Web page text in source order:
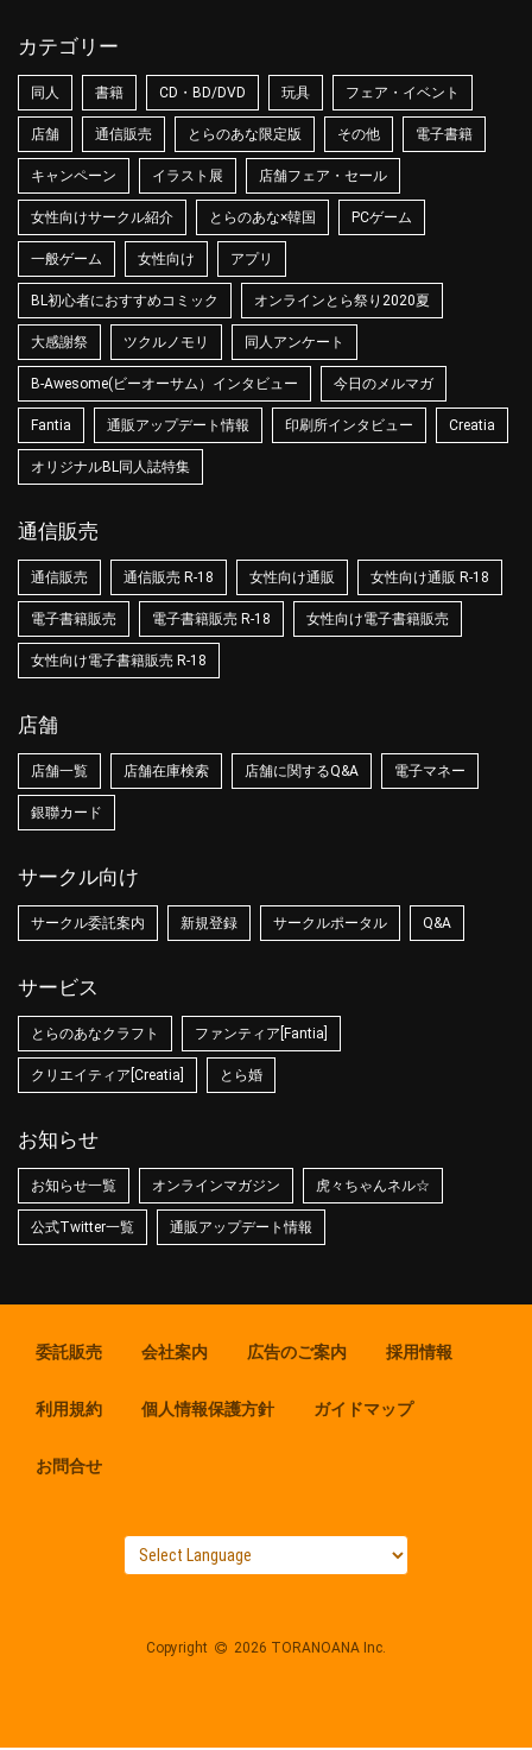
カテゴリー
同人 書籍 CD・BD/DVD 玩具 フェア・イベント
店舗 通信販売 とらのあな限定版 その他 電子書籍
キャンペーン イラスト展 店舗フェア・セール
女性向けサークル紹介 とらのあな×韓国 PCゲーム
一般ゲーム 女性向け アプリ
BL初心者におすすめコミック オンラインとら祭り2020夏
大感謝祭 ツクルノモリ 同人アンケート
B-Awesome(ビーオーサム）インタビュー 今日のメルマガ
Fantia 通販アップデート情報 印刷所インタビュー Creatia
オリジナルBL同人誌特集
通信販売
通信販売 通信販売 R-18 女性向け通販 女性向け通販 R-18
電子書籍販売 電子書籍販売 R-18 女性向け電子書籍販売
女性向け電子書籍販売 R-18
店舗
店舗一覧 店舗在庫検索 店舗に関するQ&A 電子マネー
銀聯カード
サークル向け
サークル委託案内 新規登録 サークルポータル Q&A
サービス
とらのあなクラフト ファンティア[Fantia]
クリエイティア[Creatia] とら婚
お知らせ
お知らせ一覧 オンラインマガジン 虎々ちゃんネル☆
公式Twitter一覧 通販アップデート情報
委託販売 会社案内 広告のご案内 採用情報
利用規約 個人情報保護方針 ガイドマップ
お問合せ
Copyright 2026 TORANOANA Inc.